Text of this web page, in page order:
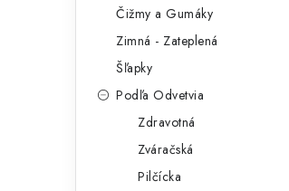
Čižmy a Gumáky
Zimná - Zateplená
Šľapky
Podľa Odvetvia
Zdravotná
Zváračská
Pilčícka